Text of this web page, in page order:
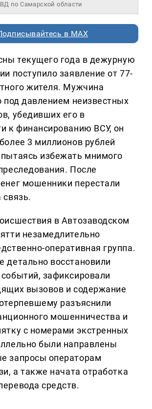
по Самарской области
в MAX
текущего года в дежурную
поступило заявление от 77-
жителя. Мужчина
под давлением неизвестных
убедивших его в
к финансированию ВСУ, он
3 миллионов рублей
избежать мнимого
После
мошенники перестали
связь.
в Автозаводском
незамедлительно
оперативная группа.
детально восстановили
зафиксировали
вызовов и содержание
разъяснили
мошенничества и
с номерами экстренных
были направлены
запросы операторам
а также начата отработка
средств.